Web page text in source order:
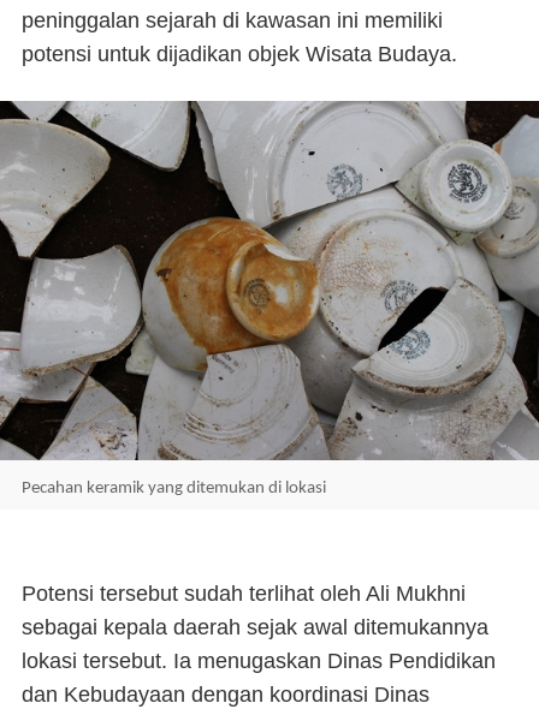
peninggalan sejarah di kawasan ini memiliki
potensi untuk dijadikan objek Wisata Budaya.
Pecahan keramik yang ditemukan di lokasi
Potensi tersebut sudah terlihat oleh Ali Mukhni
sebagai kepala daerah sejak awal ditemukannya
lokasi tersebut. Ia menugaskan Dinas Pendidikan
dan Kebudayaan dengan koordinasi Dinas